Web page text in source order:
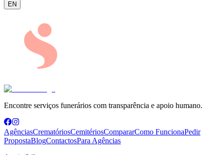
EN
Encontre serviços funerários com transparência e apoio humano.
AgênciasCrematóriosCemitériosCompararComo FuncionaPedir
PropostaBlogContactosPara Agências